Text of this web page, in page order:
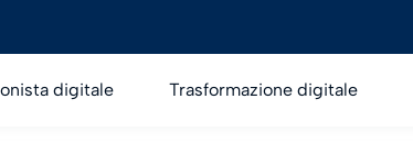
digitale Trasformazione digitale